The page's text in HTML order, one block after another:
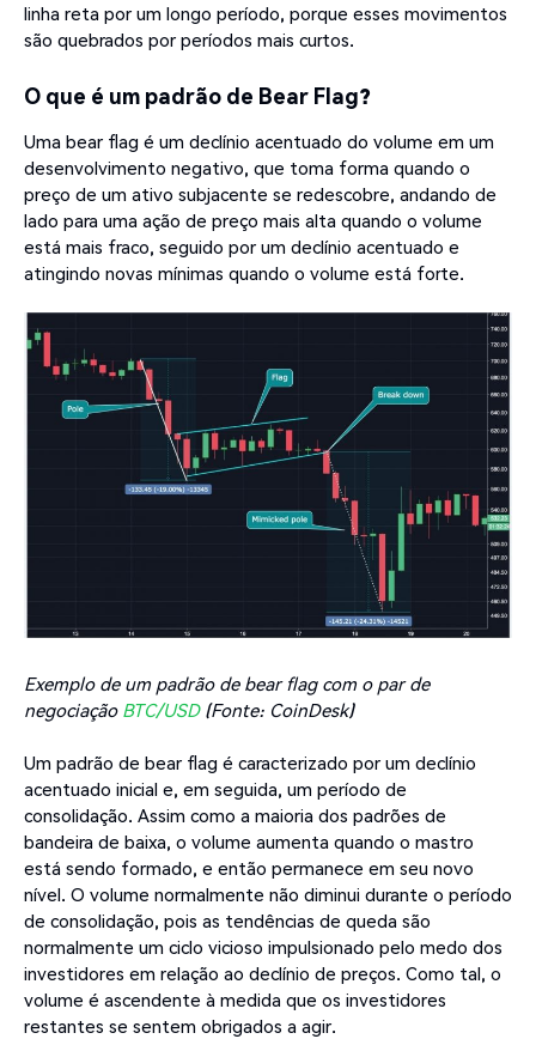
linha reta por um longo período, porque esses movimentos
são quebrados por períodos mais curtos.
O que é um padrão de Bear Flag?
Uma bear flag é um declínio acentuado do volume em um
desenvolvimento negativo, que toma forma quando o
preço de um ativo subjacente se redescobre, andando de
lado para uma ação de preço mais alta quando o volume
está mais fraco, seguido por um declínio acentuado e
atingindo novas mínimas quando o volume está forte.
Exemplo de um padrão de bear flag com o par de
negociação BTC/USD(Fonte: CoinDesk)
Um padrão de bear flag é caracterizado por um declínio
acentuado inicial e, em seguida, um período de
consolidação. Assim como a maioria dos padrões de
bandeira de baixa, o volume aumenta quando o mastro
está sendo formado, e então permanece em seu novo
nível. O volume normalmente não diminui durante o período
de consolidação, pois as tendências de queda são
normalmente um ciclo vicioso impulsionado pelo medo dos
investidores em relação ao declínio de preços. Como tal, o
volume é ascendente à medida que os investidores
restantes se sentem obrigados a agir.